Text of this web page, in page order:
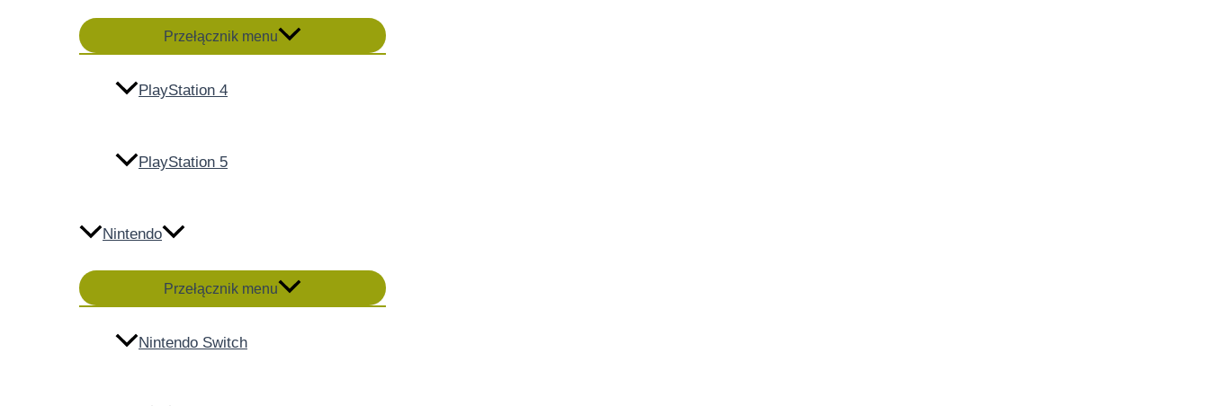
Przełącznik menu
PlayStation 4
PlayStation 5
Nintendo
Przełącznik menu
Nintendo Switch